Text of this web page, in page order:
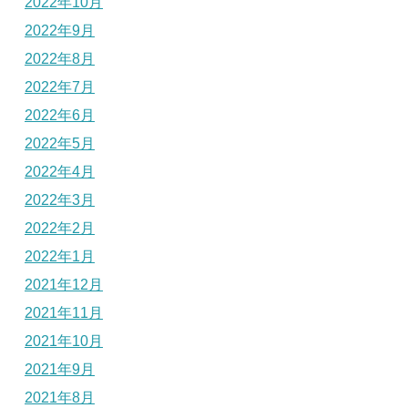
2022年9月
2022年8月
2022年7月
2022年6月
2022年5月
2022年4月
2022年3月
2022年2月
2022年1月
2021年12月
2021年11月
2021年10月
2021年9月
2021年8月